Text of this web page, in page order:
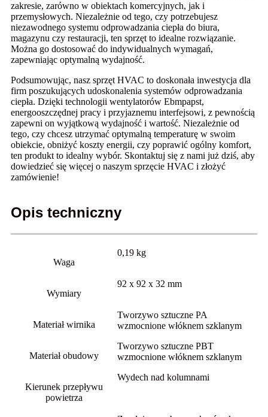
zakresie, zarówno w obiektach komercyjnych, jak i
przemysłowych. Niezależnie od tego, czy potrzebujesz
niezawodnego systemu odprowadzania ciepła do biura,
magazynu czy restauracji, ten sprzęt to idealne rozwiązanie.
Można go dostosować do indywidualnych wymagań,
zapewniając optymalną wydajność.
Podsumowując, nasz sprzęt HVAC to doskonała inwestycja dla
firm poszukujących udoskonalenia systemów odprowadzania
ciepła. Dzięki technologii wentylatorów Ebmpapst,
energooszczędnej pracy i przyjaznemu interfejsowi, z pewnością
zapewni on wyjątkową wydajność i wartość. Niezależnie od
tego, czy chcesz utrzymać optymalną temperaturę w swoim
obiekcie, obniżyć koszty energii, czy poprawić ogólny komfort,
ten produkt to idealny wybór. Skontaktuj się z nami już dziś, aby
dowiedzieć się więcej o naszym sprzęcie HVAC i złożyć
zamówienie!
Opis techniczny
Waga
0,19 kg
Wymiary
92 x 92 x 32 mm
Materiał wirnika
Tworzywo sztuczne PA
wzmocnione włóknem szklanym
Materiał obudowy
Tworzywo sztuczne PBT
wzmocnione włóknem szklanym
Kierunek przepływu
powietrza
Wydech nad kolumnami